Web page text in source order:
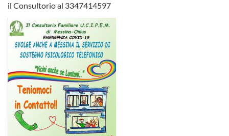
il Consultorio al 3347414597